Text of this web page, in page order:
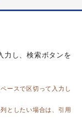
力し、検索ボタンを
ースで区切って入力し
としたい場合は、引用